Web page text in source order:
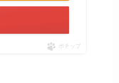
ポチップ